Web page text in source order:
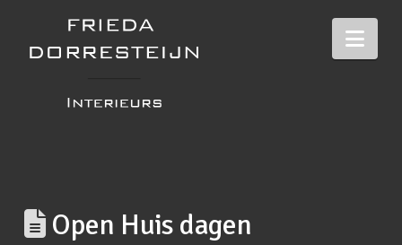
Open Huis dagen